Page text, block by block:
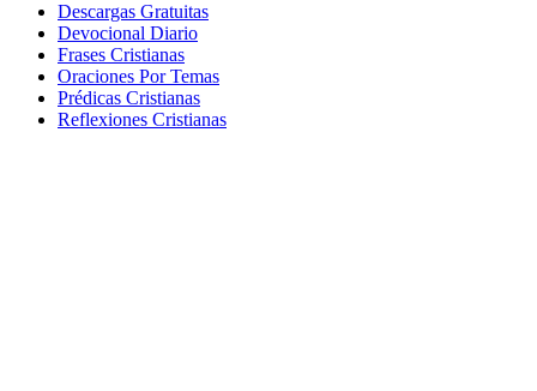
Descargas Gratuitas
Devocional Diario
Frases Cristianas
Oraciones Por Temas
Prédicas Cristianas
Reflexiones Cristianas